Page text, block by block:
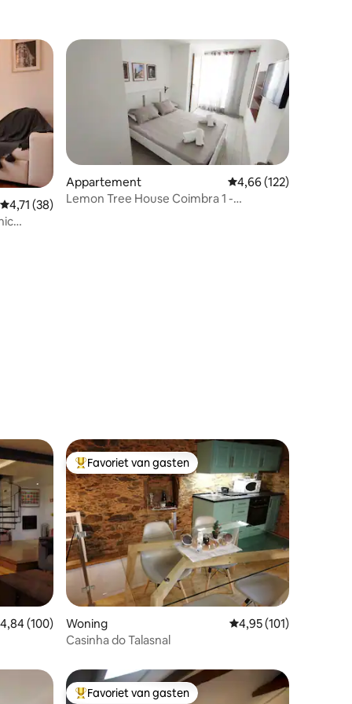
Gemiddelde beoordeling van 4,71 uit 5, 38 recensies
4,71 (38)
Appartement Gemiddelde
4,66 (122)
Lemon Tree House Coimbra 1 -
beoordeling van 4,84 uit 5, 100 recensies
4,84 (100)
Topfavoriet van gasten
Favoriet van gasten
Woning Gemiddelde
4,95 (101)
Casinha do Talasnal
Topfavoriet van gasten
Favoriet van gasten